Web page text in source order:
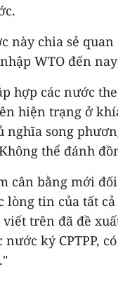
này chia sẻ
WTO đến
hợp các nước
hiện trạng ở
nghĩa song
thể đánh
cân bằng mới
lòng tin của tất
viết trên đã đề
ký CPTPP,